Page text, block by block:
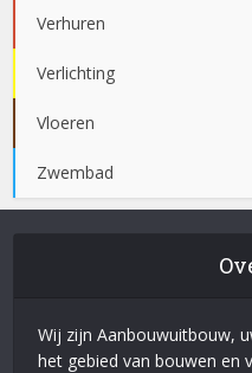
Verhuren
Verlichting
Vloeren
Zwembad
Wij zijn Aanbouwuitbouw,
het gebied van bouwen en